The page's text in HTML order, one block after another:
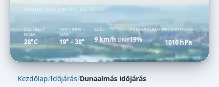
Adatok frissítve: 08. 10. 10:40
ÉRZÉKELT
HŐM.
28°C
NAPI MIN –
MAX
19° –38°
SZÉL
9 km/hDNY
PÁRATARTALOM
19%
LÉGNYOMÁS
1016 hPa
Kezdőlap/Időjárás/Dunaalmás időjárás